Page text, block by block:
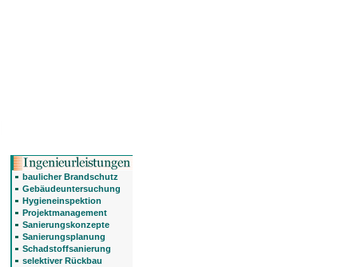
baulicher Brandschutz
Gebäudeuntersuchung
Hygieneinspektion
Projektmanagement
Sanierungskonzepte
Sanierungsplanung
Schadstoffsanierung
selektiver Rückbau